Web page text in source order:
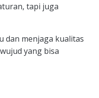
tapi juga
dan menjaga kualitas
yang bisa